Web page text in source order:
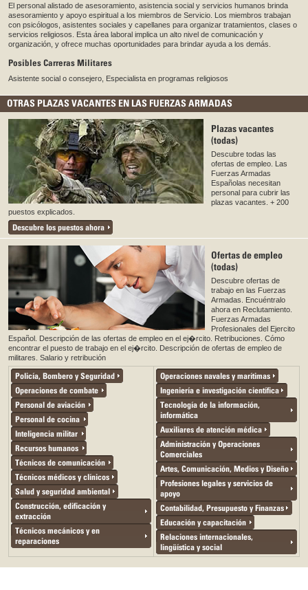
El personal alistado de asesoramiento, asistencia social y servicios humanos brinda
asesoramiento y apoyo espiritual a los miembros de Servicio. Los miembros trabajan
con psicólogos, asistentes sociales y capellanes para organizar tratamientos, clases o
servicios religiosos. Esta área laboral implica un alto nivel de comunicación y
organización, y ofrece muchas oportunidades para brindar ayuda a los demás.
Posibles Carreras Militares
Asistente social o consejero, Especialista en programas religiosos
OTRAS PLAZAS VACANTES EN LAS FUERZAS ARMADAS
Plazas vacantes
(todas)
Descubre todas las
ofertas de empleo. Las
Fuerzas Armadas
Españolas necesitan
personal para cubrir las
plazas vacantes. + 200
puestos explicados.
Descubre los puestos ahora
Ofertas de empleo
(todas)
Descubre ofertas de
trabajo en las Fuerzas
Armadas. Encuéntralo
ahora en Reclutamiento.
Fuerzas Armadas
Profesionales del Ejercito
Español. Descripción de las ofertas de empleo en el ej�rcito. Retribuciones. Cómo
encontrar el puesto de trabajo en el ej�rcito. Descripción de ofertas de empleo de
militares. Salario y retribución
Policía, Bombero y Seguridad
Operaciones de combate
Personal de aviación
Personal de cocina
Inteligencia militar
Recursos humanos
Técnicos de comunicación
Técnicos médicos y clínicos
Salud y seguridad ambiental
Construcción, edificación y
extracción
Técnicos mecánicos y en
reparaciones
Operaciones navales y marítimas
Ingeniería e investigación científica
Tecnología de la información,
informática
Auxiliares de atención médica
Administración y Operaciones
Comerciales
Artes, Comunicación, Medios y Diseño
Profesiones legales y servicios de
apoyo
Contabilidad, Presupuesto y Finanzas
Educación y capacitación
Relaciones internacionales,
lingüística y social